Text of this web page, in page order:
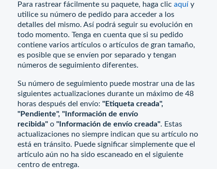
Para rastrear fácilmente su paquete, haga clic aquí y
utilice su número de pedido para acceder a los
detalles del mismo. Así podrá seguir su evolución en
todo momento. Tenga en cuenta que si su pedido
contiene varios artículos o artículos de gran tamaño,
es posible que se envíen por separado y tengan
números de seguimiento diferentes.
Su número de seguimiento puede mostrar una de las
siguientes actualizaciones durante un máximo de 48
horas después del envío: "Etiqueta creada",
"Pendiente", "Información de envío
recibida" o "Información de envío creada". Estas
actualizaciones no siempre indican que su artículo no
está en tránsito. Puede significar simplemente que el
artículo aún no ha sido escaneado en el siguiente
centro de entrega.